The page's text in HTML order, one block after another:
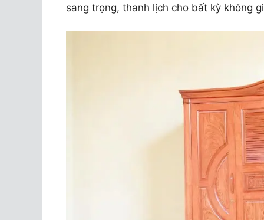
sang trọng, thanh lịch cho bất kỳ không